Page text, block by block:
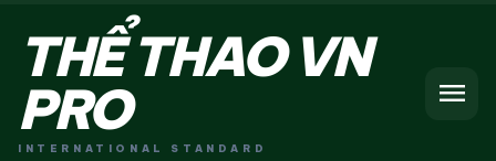
THỂ THAO VN
PRO
INTERNATIONAL STANDARD
menu